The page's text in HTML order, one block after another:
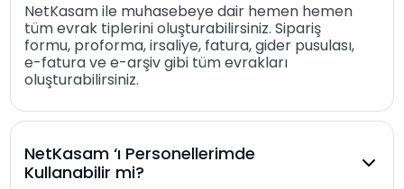
NetKasam ile muhasebeye dair hemen hemen
tüm evrak tiplerini oluşturabilirsiniz. Sipariş
formu, proforma, irsaliye, fatura, gider pusulası,
e-fatura ve e-arşiv gibi tüm evrakları
oluşturabilirsiniz.
NetKasam ‘ı Personellerimde
Kullanabilir mi?